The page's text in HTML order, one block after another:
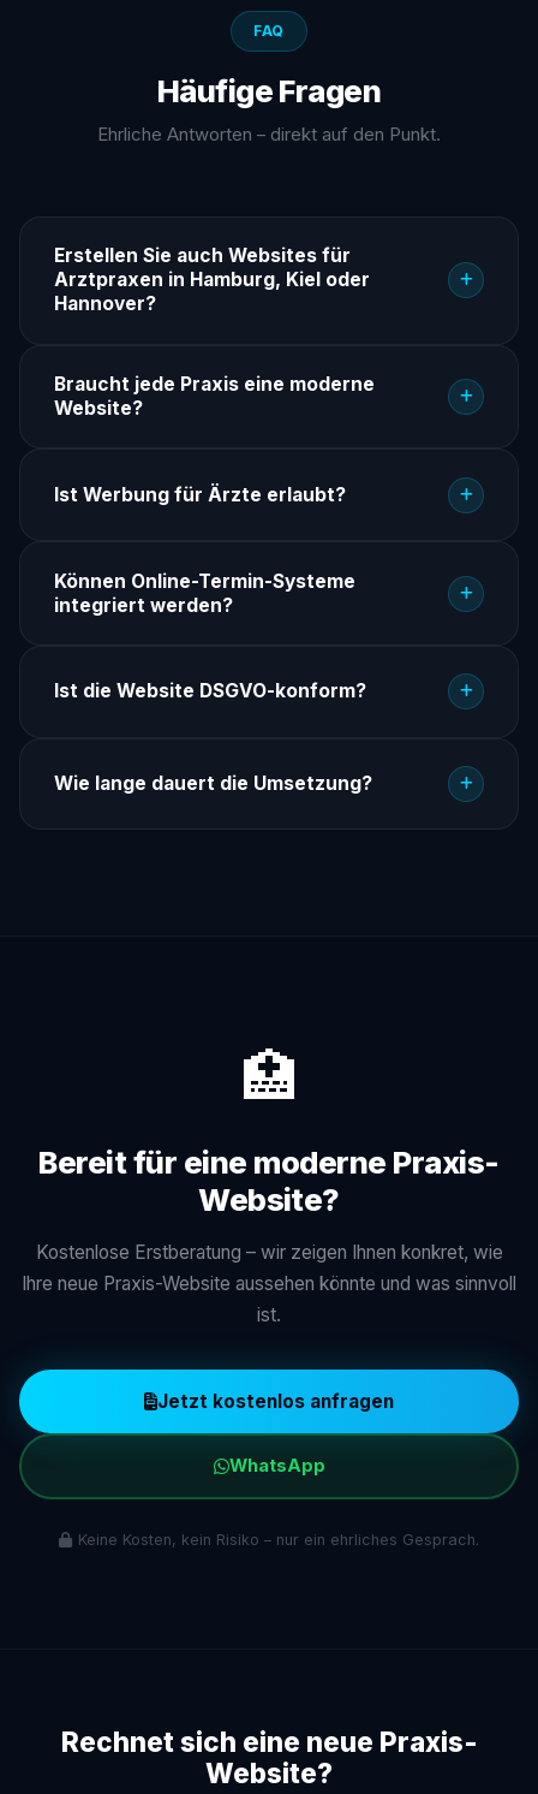
FAQ
Häufige Fragen
Ehrliche Antworten – direkt auf den Punkt.
Erstellen Sie auch Websites für
Arztpraxen in Hamburg, Kiel oder
Hannover?
Braucht jede Praxis eine moderne
Website?
Ist Werbung für Ärzte erlaubt?
Können Online-Termin-Systeme
integriert werden?
Ist die Website DSGVO-konform?
Wie lange dauert die Umsetzung?
🏥
Bereit für eine moderne Praxis-
Website?
Kostenlose Erstberatung – wir zeigen Ihnen konkret, wie
Ihre neue Praxis-Website aussehen könnte und was sinnvoll
ist.
Jetzt kostenlos anfragen
WhatsApp
Keine Kosten, kein Risiko – nur ein ehrliches Gesprach.
Rechnet sich eine neue Praxis-
Website?